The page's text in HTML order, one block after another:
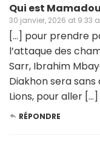
Qui est
30 janvier, 2026 at 9:33
[…] pour prendre
l’attaque des
Sarr, Ibrahim
Diakhon sera
Lions, pour aller […]
RÉPONDRE